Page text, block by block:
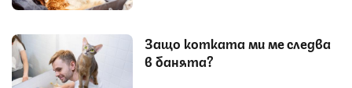
Защо котката ми ме следва
в банята?